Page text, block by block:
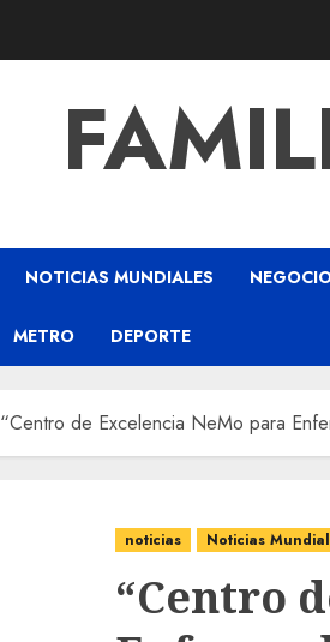
NOTICIAS MUNDIALES
METRO DEPORTE
“Centro de Excelencia NeMo para
noticias Noticias
“Centro